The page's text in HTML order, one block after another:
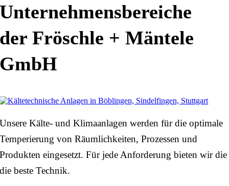
Unternehmensbereiche
der Fröschle + Mäntele
GmbH
Unsere Kälte- und Klimaanlagen werden für die optimale
Temperierung von Räumlichkeiten, Prozessen und
Produkten eingesetzt. Für jede Anforderung bieten wir die
die beste Technik.